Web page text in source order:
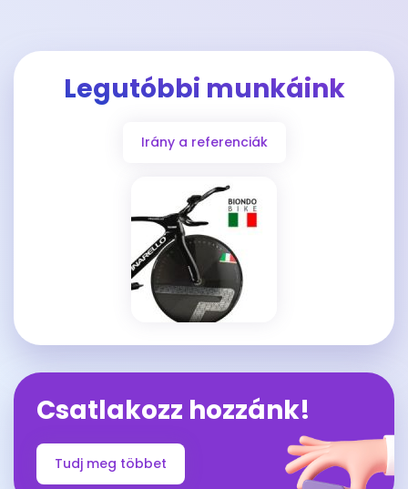
Legutóbbi munkáink
Irány a referenciák
Csatlakozz hozzánk!
Tudj meg többet